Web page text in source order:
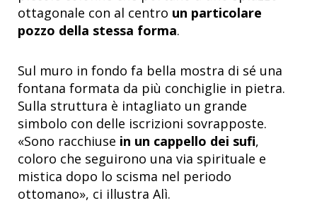
ottagonale con al centro un particolare
pozzo della stessa forma.
Sul muro in fondo fa bella mostra di sé una
fontana formata da più conchiglie in pietra.
Sulla struttura è intagliato un grande
simbolo con delle iscrizioni sovrapposte.
«Sono racchiuse in un cappello dei sufi,
coloro che seguirono una via spirituale e
mistica dopo lo scisma nel periodo
ottomano», ci illustra Alì.